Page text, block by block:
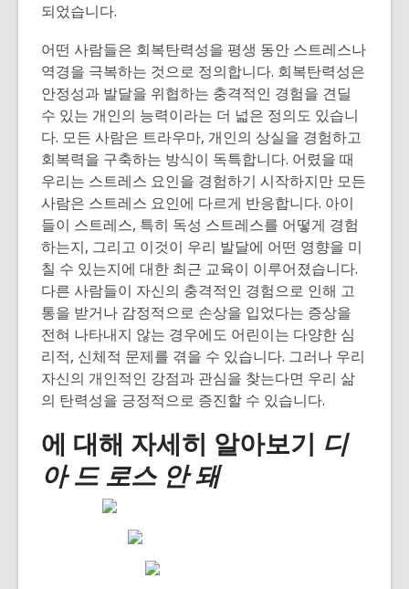
되었습니다.
어떤 사람들은 회복탄력성을 평생 동안 스트레스나
역경을 극복하는 것으로 정의합니다. 회복탄력성은
안정성과 발달을 위협하는 충격적인 경험을 견딜
수 있는 개인의 능력이라는 더 넓은 정의도 있습니
다. 모든 사람은 트라우마, 개인의 상실을 경험하고
회복력을 구축하는 방식이 독특합니다. 어렸을 때
우리는 스트레스 요인을 경험하기 시작하지만 모든
사람은 스트레스 요인에 다르게 반응합니다. 아이
들이 스트레스, 특히 독성 스트레스를 어떻게 경험
하는지, 그리고 이것이 우리 발달에 어떤 영향을 미
칠 수 있는지에 대한 최근 교육이 이루어졌습니다.
다른 사람들이 자신의 충격적인 경험으로 인해 고
통을 받거나 감정적으로 손상을 입었다는 증상을
전혀 나타내지 않는 경우에도 어린이는 다양한 심
리적, 신체적 문제를 겪을 수 있습니다. 그러나 우리
자신의 개인적인 강점과 관심을 찾는다면 우리 삶
의 탄력성을 긍정적으로 증진할 수 있습니다.
에 대해 자세히 알아보기 디
아 드 로스 안 돼